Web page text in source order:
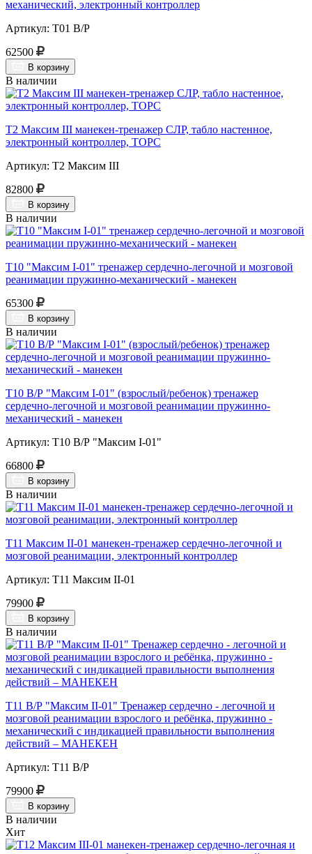
механический, электронный контроллер
Артикул: Т01 В/Р
62500
В корзину
В наличии
Т2 Максим III манекен-тренажер СЛР, табло настенное,
электронный контроллер, ТОРС
Артикул: Т2 Максим III
82800
В корзину
В наличии
Т10 "Максим I-01" тренажер сердечно-легочной и мозговой
реанимации пружинно-механический - манекен
65300
В корзину
В наличии
Т10 В/Р "Максим I-01" (взрослый/ребенок) тренажер
сердечно-легочной и мозговой реанимации пружинно-
механический - манекен
Артикул: Т10 В/Р "Максим I-01"
66800
В корзину
В наличии
Т11 Максим II-01 манекен-тренажер сердечно-легочной и
мозговой реанимации, электронный контроллер
Артикул: Т11 Максим II-01
79900
В корзину
В наличии
Т11 В/Р "Максим II-01" Тренажер сердечно - легочной и
мозговой реанимации взрослого и ребёнка, пружинно -
механический с индикацией правильности выполнения
действий – МАНЕКЕН
Артикул: Т11 В/Р
79900
В корзину
В наличии
Хит